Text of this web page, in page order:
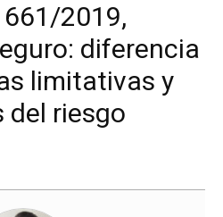
661/2019,
diferencia
limitativas y
del riesgo